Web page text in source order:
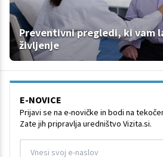
Preventivni pregledi, ki vam
življenje
E-NOVICE
Prijavi se na e-novičke in bodi na
Zate jih pripravlja uredništvo Vizita.si.